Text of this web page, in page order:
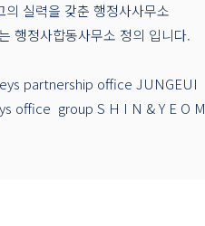
실력을 갖춘 행정사사무소
행정사합동사무소 정의 입니다.
partnership office JUNGEUI
office group S H I N & Y E O M